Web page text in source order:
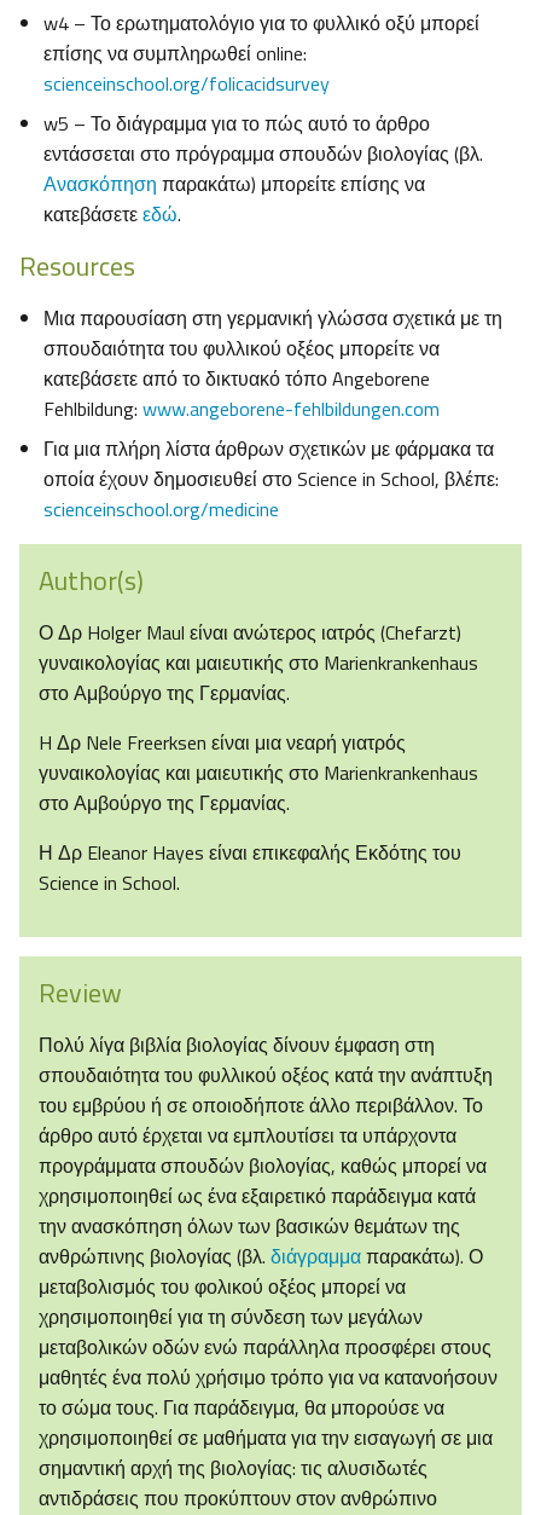
w4 – Το ερωτηματολόγιο για το φυλλικό οξύ μπορεί
επίσης να συμπληρωθεί online:
scienceinschool.org/folicacidsurvey
w5 – Το διάγραμμα για το πώς αυτό το άρθρο
εντάσσεται στο πρόγραμμα σπουδών βιολογίας (βλ.
Ανασκόπηση παρακάτω) μπορείτε επίσης να
κατεβάσετεεδώ.
Resources
Μια παρουσίαση στη γερμανική γλώσσα σχετικά με τη
σπουδαιότητα του φυλλικού οξέος μπορείτε να
κατεβάσετε από το δικτυακό τόπο Angeborene
Fehlbildung: www.angeborene-fehlbildungen.com
Για μια πλήρη λίστα άρθρων σχετικών με φάρμακα τα
οποία έχουν δημοσιευθεί στο Science in School, βλέπε:
scienceinschool.org/medicine
Author(s)
Ο Δρ Holger Maul είναι ανώτερος ιατρός (Chefarzt)
γυναικολογίας και μαιευτικής στο Marienkrankenhaus
στο Αμβούργο της Γερμανίας.
H Δρ Nele Freerksen είναι μια νεαρή γιατρός
γυναικολογίας και μαιευτικής στο Marienkrankenhaus
στο Αμβούργο της Γερμανίας.
Η Δρ Eleanor Hayes είναι επικεφαλής Εκδότης του
Science in School.
Review
Πολύ λίγα βιβλία βιολογίας δίνουν έμφαση στη
σπουδαιότητα του φυλλικού οξέος κατά την ανάπτυξη
του εμβρύου ή σε οποιοδήποτε άλλο περιβάλλον. Το
άρθρο αυτό έρχεται να εμπλουτίσει τα υπάρχοντα
προγράμματα σπουδών βιολογίας, καθώς μπορεί να
χρησιμοποιηθεί ως ένα εξαιρετικό παράδειγμα κατά
την ανασκόπηση όλων των βασικών θεμάτων της
ανθρώπινης βιολογίας (βλ. διάγραμμαπαρακάτω). Ο
μεταβολισμός του φολικού οξέος μπορεί να
χρησιμοποιηθεί για τη σύνδεση των μεγάλων
μεταβολικών οδών ενώ παράλληλα προσφέρει στους
μαθητές ένα πολύ χρήσιμο τρόπο για να κατανοήσουν
το σώμα τους. Για παράδειγμα, θα μπορούσε να
χρησιμοποιηθεί σε μαθήματα για την εισαγωγή σε μια
σημαντική αρχή της βιολογίας: τις αλυσιδωτές
αντιδράσεις που προκύπτουν στον ανθρώπινο